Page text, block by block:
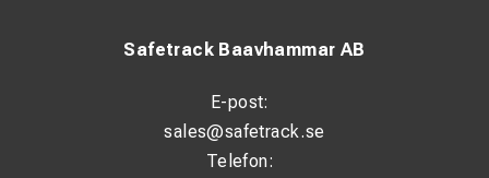
Safetrack Baavhammar AB
E-post:
sales@safetrack.se
Telefon: